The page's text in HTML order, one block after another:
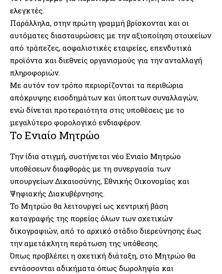
ελεγκτές.
Παράλληλα, στην πρώτη γραμμή βρίσκονται και οι
αυτόματες διασταυρώσεις με την αξιοποίηση στοιχείων
από τράπεζες, ασφαλιστικές εταιρείες, επενδυτικά
προϊόντα και διεθνείς οργανισμούς για την ανταλλαγή
πληροφοριών.
Με αυτόν τον τρόπο περιορίζονται τα περιθώρια
απόκρυψης εισοδημάτων και ύποπτων συναλλαγών,
ενώ δίνεται προτεραιότητα στις υποθέσεις με το
μεγαλύτερο φορολογικό ενδιαφέρον.
Το Ενιαίο Μητρώο
Την ίδια στιγμή, συστήνεται νέο Ενιαίο Μητρώο
υποθέσεων διαφθοράς με τη συνεργασία των
υπουργείων Δικαιοσύνης, Εθνικής Οικονομίας και
Ψηφιακής Διακυβέρνησης.
Το Μητρώο θα λειτουργεί ως κεντρική βάση
καταγραφής της πορείας όλων των σχετικών
δικογραφιών, από το αρχικό στάδιο διερεύνησης έως
την αμετάκλητη περάτωση της υπόθεσης.
Όπως προβλέπει η σχετική διάταξη, στο Μητρώο θα
εντάσσονται αδικήματα όπως δωροληψία και